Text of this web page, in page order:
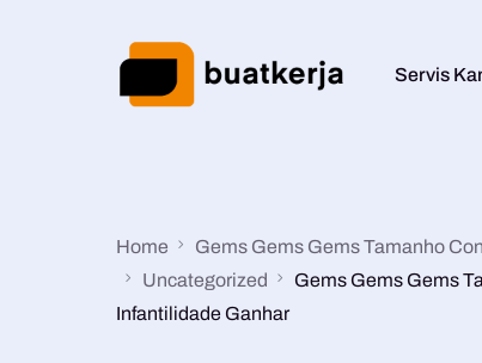
Servis
Home
Gems Gems Gems Tamanho
Uncategorized
Gems Gems Gems
Infantilidade Ganhar